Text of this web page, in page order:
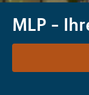
MLP -